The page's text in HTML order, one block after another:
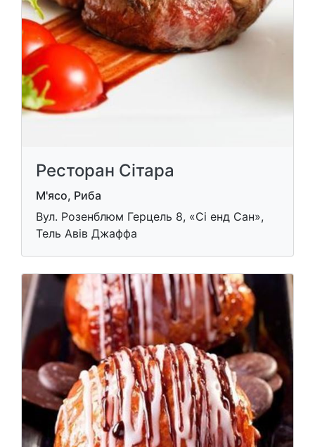
Ресторан Сітара
М'ясо, Риба
Вул. Розенблюм Герцель 8, «Сі енд Сан»,
Тель Авів Джаффа